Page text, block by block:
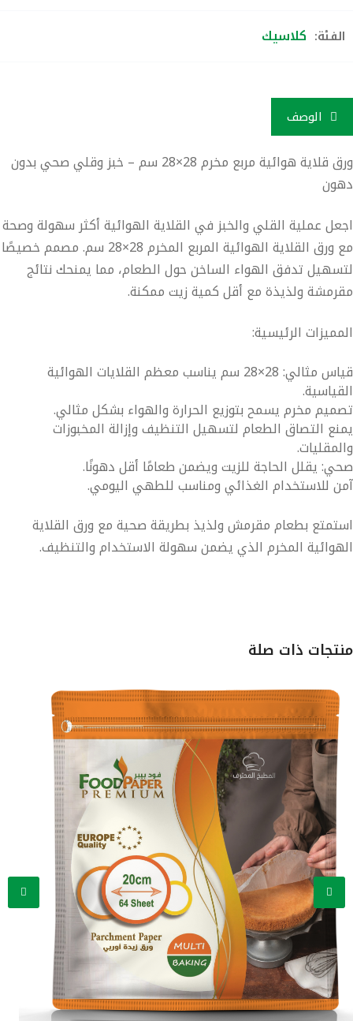
كلاسيك
الوصف
ورق قلاية هوائية مربع مخرم 28×28 سم – خبز وقلي صحي بدون
عملية القلي والخبز في القلاية الهوائية أكثر سهولة وصحة
ورق القلاية الهوائية المربع المخرم 28×28 سم
. مصمم خصيصًا
تدفق الهواء الساخن حول الطعام، مما يمنحك نتائج
ولذيذة مع أقل كمية زيت ممكنة.
الرئيسية:
قياس مثالي: 28×28 سم يناسب معظم القلايات الهوائية
مخرم يسمح بتوزيع الحرارة والهواء بشكل مثالي.
التصاق الطعام لتسهيل التنظيف وإزالة المخبوزات
يقلل الحاجة للزيت ويضمن طعامًا أقل دهونًا.
للاستخدام الغذائي ومناسب للطهي اليومي.
بطعام مقرمش ولذيذ بطريقة صحية مع ورق القلاية
المخرم الذي يضمن سهولة الاستخدام والتنظيف.
ذات صلة